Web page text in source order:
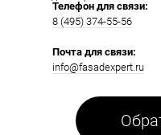
Телефон для связи:
8 (495) 374-55-56​
Почта для связи:
info@fasadexpert.ru